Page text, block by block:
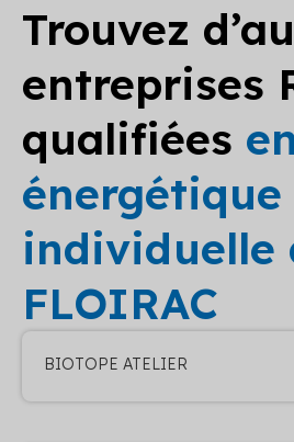
Trouvez
entreprises
qualifiées
énergétique
individuelle
FLOIRAC
BIOTOPE ATELIER